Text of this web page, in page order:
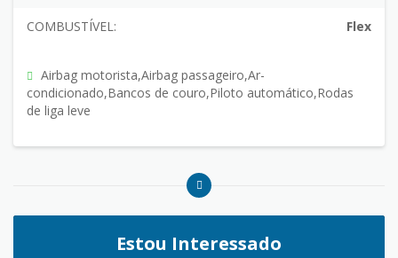
COMBUSTÍVEL: Flex
Airbag motorista,Airbag passageiro,Ar-
condicionado,Bancos de couro,Piloto automático,Rodas
de liga leve
Estou Interessado